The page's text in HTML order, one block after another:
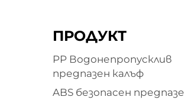
ПРОДУКТ
PP Водонепропусклив
предпазен калъф
ABS безопасен